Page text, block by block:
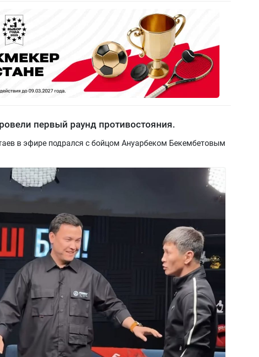
первый раунд противостояния.
в эфире подрался с бойцом Ануарбеком Бекембетовым